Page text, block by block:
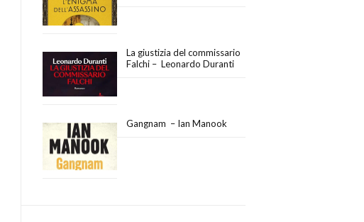
La giustizia del commissario
Falchi – Leonardo Duranti
Gangnam – Ian Manook